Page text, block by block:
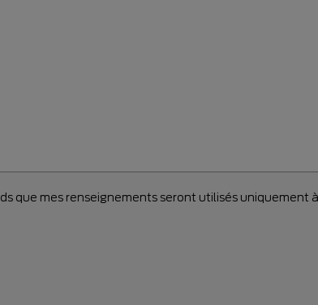
que mes renseignements seront utilisés uniquement